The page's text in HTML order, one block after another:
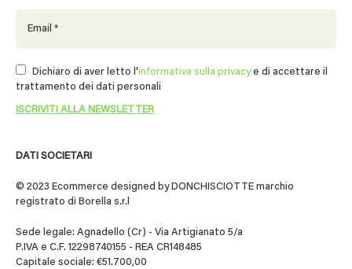
DATI SOCIETARI
© 2023 Ecommerce designed by DONCHISCIOTTE marchio
registrato di Borella s.r.l
Sede legale: Agnadello (Cr) - Via Artigianato 5/a
P.IVA e C.F. 12298740155 - REA CR148485
Capitale sociale: €51.700,00
Dichiaro di aver letto l'informativa sulla privacye di accettare il
trattamento dei dati personali